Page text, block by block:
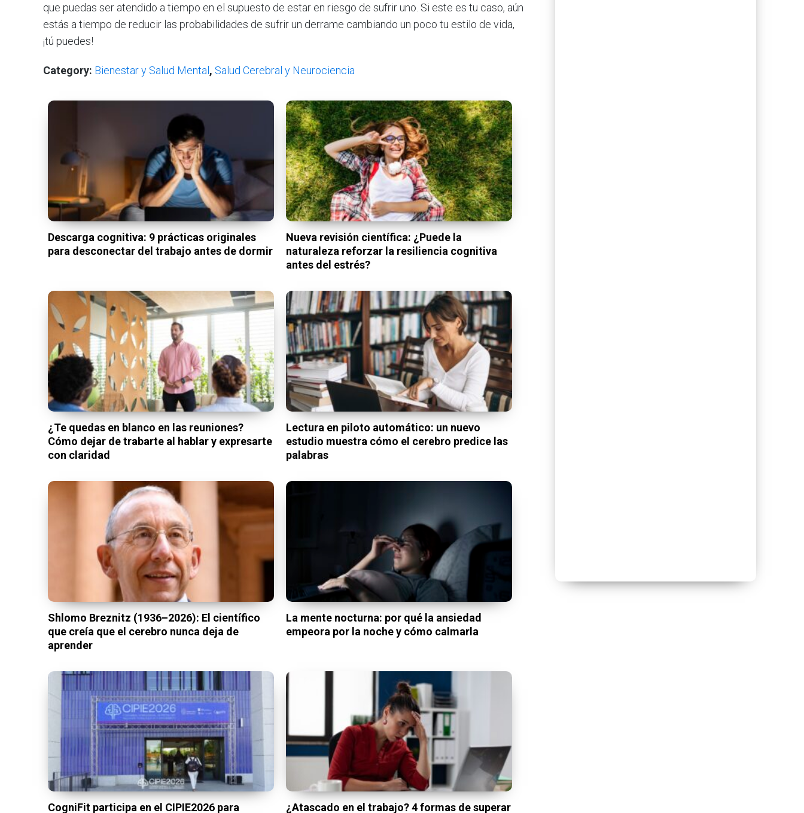
que puedas ser atendido a tiempo en el supuesto de estar en riesgo de sufrir uno. Si este es tu caso, aún
estás a tiempo de reducir las probabilidades de sufrir un derrame cambiando un poco tu estilo de vida,
¡tú puedes!
Category: Bienestar y Salud Mental , Salud Cerebral y Neurociencia
Descarga cognitiva: 9 prácticas originales
para desconectar del trabajo antes de dormir
Nueva revisión científica: ¿Puede la
naturaleza reforzar la resiliencia cognitiva
antes del estrés?
¿Te quedas en blanco en las reuniones?
Cómo dejar de trabarte al hablar y expresarte
con claridad
Lectura en piloto automático: un nuevo
estudio muestra cómo el cerebro predice las
palabras
Shlomo Breznitz (1936–2026): El científico
que creía que el cerebro nunca deja de
aprender
La mente nocturna: por qué la ansiedad
empeora por la noche y cómo calmarla
CogniFit participa en el CIPIE2026 para ¿Atascado en el trabajo? 4 formas de superar